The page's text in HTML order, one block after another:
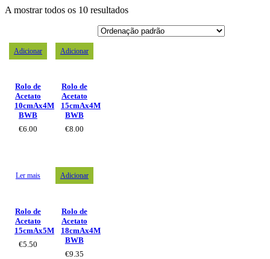
A mostrar todos os 10 resultados
Adicionar
Rolo de
Acetato
10cmAx4M
BWB
€6.00
Adicionar
Rolo de
Acetato
15cmAx4M
BWB
€8.00
Ler mais
Rolo de
Acetato
15cmAx5M
€5.50
Adicionar
Rolo de
Acetato
18cmAx4M
BWB
€9.35